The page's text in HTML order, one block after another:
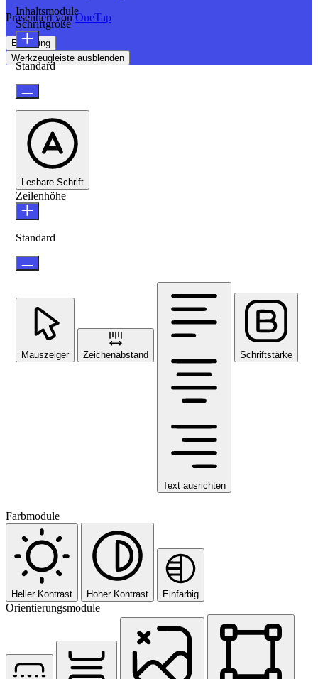
Präsentiert vonOneTap
Erklärung
Werkzeugleiste ausblenden
Inhaltsmodule
Schriftgröße
Standard
Lesbare Schrift
Zeilenhöhe
Standard
Mauszeiger Zeichenabstand
Text ausrichten
Schriftstärke
Farbmodule
Heller Kontrast Hoher Kontrast Einfarbig
Orientierungsmodule